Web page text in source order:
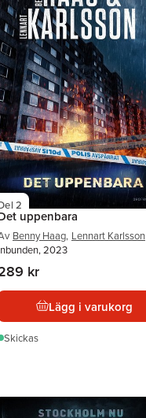
2
uppenbara
Benny Haag, Lennart Karlsson
2023
kr
Lägg i varukorg
Skickas